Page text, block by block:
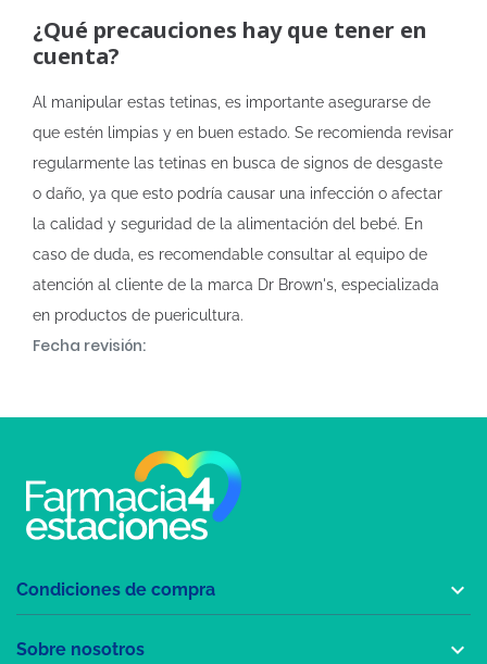
¿Qué precauciones hay que tener en
cuenta?
Al manipular estas tetinas, es importante asegurarse de
que estén limpias y en buen estado. Se recomienda revisar
regularmente las tetinas en busca de signos de desgaste
o daño, ya que esto podría causar una infección o afectar
la calidad y seguridad de la alimentación del bebé. En
caso de duda, es recomendable consultar al equipo de
atención al cliente de la marca Dr Brown's, especializada
en productos de puericultura.
Fecha revisión:
Condiciones de compra 
Sobre nosotros 